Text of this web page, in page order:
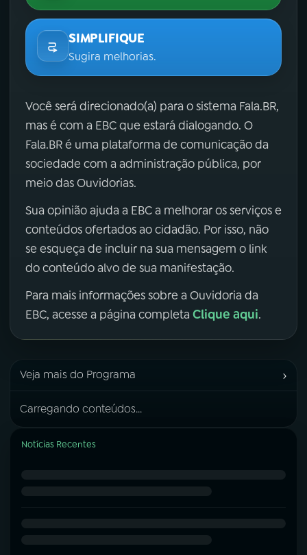
SIMPLIFIQUE
Sugira melhorias.
Você será direcionado(a) para o sistema Fala.BR,
mas é com a EBC que estará dialogando. O
Fala.BR é uma plataforma de comunicação da
sociedade com a administração pública, por
meio das Ouvidorias.
Sua opinião ajuda a EBC a melhorar os serviços e
conteúdos ofertados ao cidadão. Por isso, não
se esqueça de incluir na sua mensagem o link
do conteúdo alvo de sua manifestação.
Para mais informações sobre a Ouvidoria da
EBC, acesse a página completa Clique aqui.
Veja mais do Programa ›
Carregando conteúdos...
Notícias Recentes